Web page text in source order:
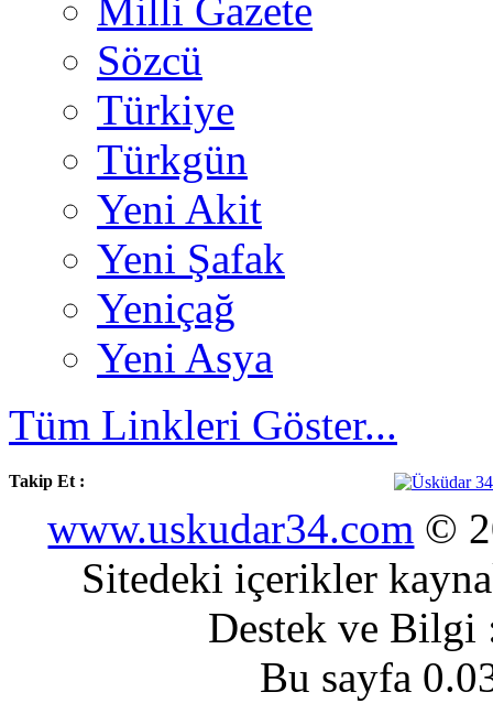
Milli Gazete
Sözcü
Türkiye
Türkgün
Yeni Akit
Yeni Şafak
Yeniçağ
Yeni Asya
Tüm Linkleri Göster...
Takip Et :
www.uskudar34.com ©
Sitedeki içerikler
Destek ve
Bu sayfa